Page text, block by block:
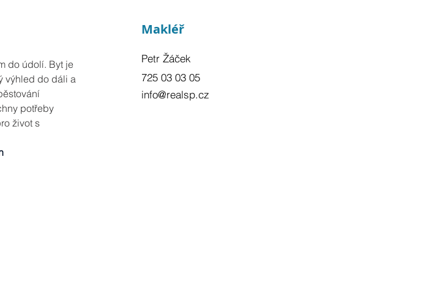
do údolí. Byt je
výhled do dáli a
potřeby
život s
Makléř
Petr Žáček
725 03 03 05
info@realsp.cz